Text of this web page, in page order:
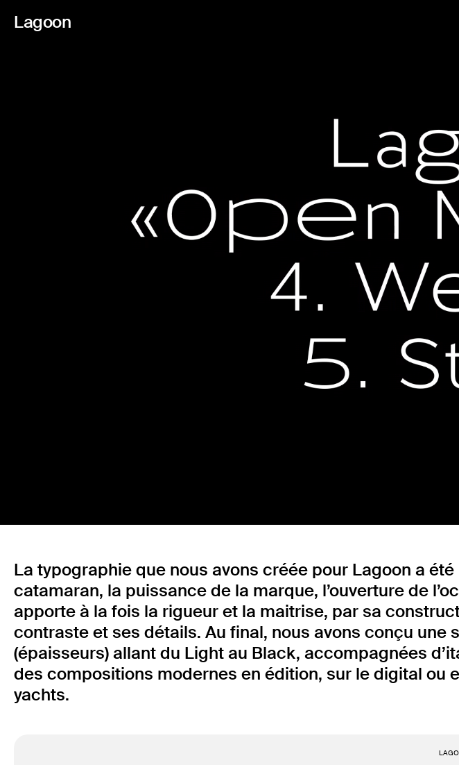
Lagoon
La typographie que nous avons créée pour Lagoon a été
catamaran, la puissance de la marque, l’ouverture de
apporte à la fois la rigueur et la maitrise, par sa
contraste et ses détails. Au final, nous avons conçu
(épaisseurs) allant du Light au Black, accompagnées
des compositions modernes en édition, sur le digital
yachts.